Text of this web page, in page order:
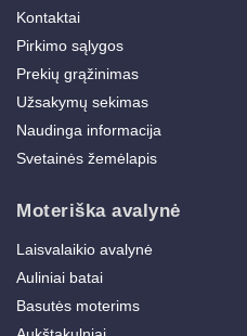
Kontaktai
Pirkimo sąlygos
Prekių grąžinimas
Užsakymų sekimas
Naudinga informacija
Svetainės žemėlapis
Moteriška avalynė
Laisvalaikio avalynė
Auliniai batai
Basutės moterims